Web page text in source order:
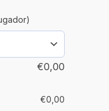
€0,00
€0,00